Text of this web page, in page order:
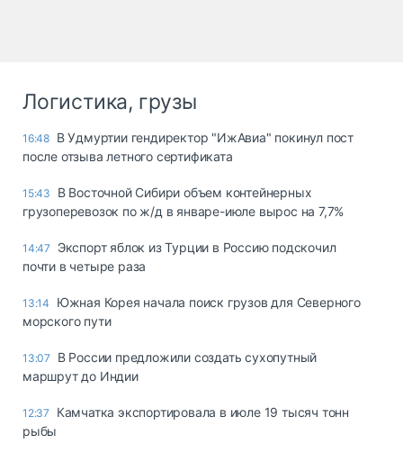
Логистика, грузы
16:48 В Удмуртии гендиректор "ИжАвиа" покинул пост
после отзыва летного сертификата
15:43
В Восточной Сибири объем контейнерных
грузоперевозок по ж/д в январе-июле вырос на 7,7%
14:47
Экспорт яблок из Турции в Россию подскочил
почти в четыре раза
13:14
Южная Корея начала поиск грузов для Северного
морского пути
13:07
В России предложили создать сухопутный
маршрут до Индии
12:37
Камчатка экспортировала в июле 19 тысяч тонн
рыбы